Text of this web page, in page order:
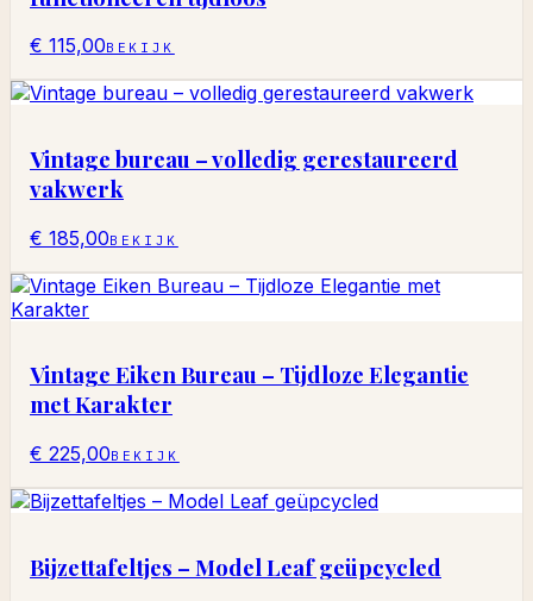
€ 115,00BEKIJK
Vintage bureau – volledig gerestaureerd
vakwerk
€ 185,00BEKIJK
Vintage Eiken Bureau – Tijdloze Elegantie
met Karakter
€ 225,00BEKIJK
Bijzettafeltjes – Model Leaf geüpcycled